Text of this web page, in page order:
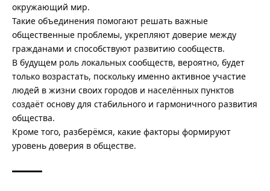
окружающий мир.
Такие объединения помогают решать важные
общественные проблемы, укрепляют доверие между
гражданами и способствуют развитию сообществ.
В будущем роль локальных сообществ, вероятно, будет
только возрастать, поскольку именно активное участие
людей в жизни своих городов и населённых пунктов
создаёт основу для стабильного и гармоничного развития
общества.
Кроме того, разберёмся, какие факторы формируют
уровень доверия в обществе.